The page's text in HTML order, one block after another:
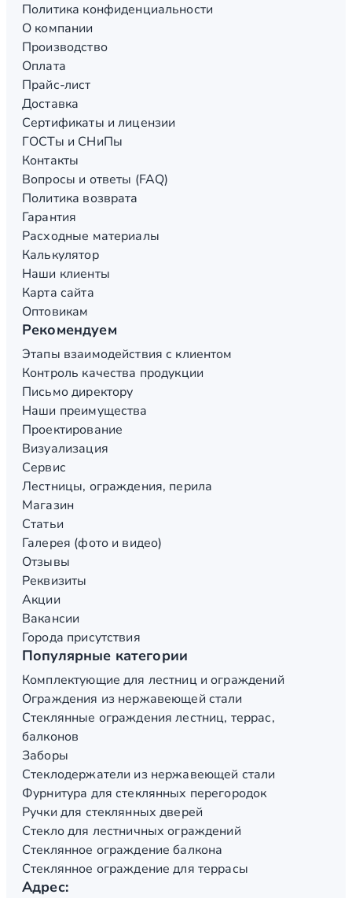
Политика конфиденциальности
О компании
Производство
Оплата
Прайс-лист
Доставка
Сертификаты и лицензии
ГОСТы и СНиПы
Контакты
Вопросы и ответы (FAQ)
Политика возврата
Гарантия
Расходные материалы
Калькулятор
Наши клиенты
Карта сайта
Оптовикам
Рекомендуем
Этапы взаимодействия с клиентом
Контроль качества продукции
Письмо директору
Наши преимущества
Проектирование
Визуализация
Сервис
Лестницы, ограждения, перила
Магазин
Статьи
Галерея (фото и видео)
Отзывы
Реквизиты
Акции
Вакансии
Города присутствия
Популярные категории
Комплектующие для лестниц и ограждений
Ограждения из нержавеющей стали
Стеклянные ограждения лестниц, террас,
балконов
Заборы
Стеклодержатели из нержавеющей стали
Фурнитура для стеклянных перегородок
Ручки для стеклянных дверей
Стекло для лестничных ограждений
Стеклянное ограждение балкона
Стеклянное ограждение для террасы
Адрес: